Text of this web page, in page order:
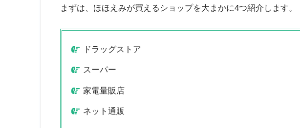
まずは、ほほえみが買えるショップを大まかに4つ紹介します。
ドラッグストア
スーパー
家電量販店
ネット通販